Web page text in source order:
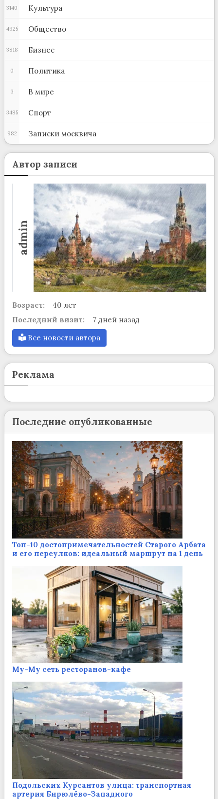
Культура
3140
Общество
4925
Бизнес
3818
Политика
0
В мире
3
Спорт
3485
Записки москвича
982
Автор записи
admin
Возраст:
40 лет
Последний визит:
7 дней назад
Все новости автора
Реклама
Последние опубликованные
Топ-10 достопримечательностей Старого Арбата
и его переулков: идеальный маршрут на 1 день
Му-Му сеть ресторанов-кафе
Подольских Курсантов улица: транспортная
артерия Бирюлёво-Западного